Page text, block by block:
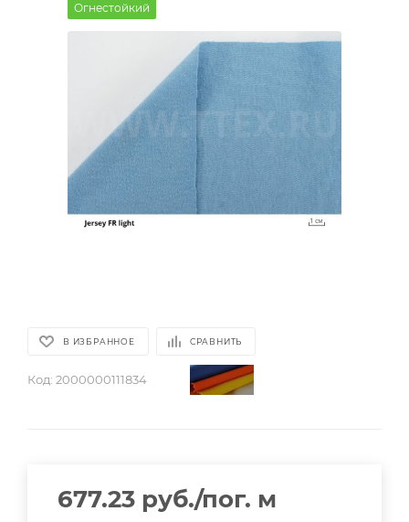
Огнестойкий
В ИЗБРАННОЕ СРАВНИТЬ
Код: 2000000111834
677.23 руб./пог. м